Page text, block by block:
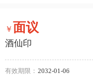
￥面议
酒仙印
有效期限： 2032-01-06